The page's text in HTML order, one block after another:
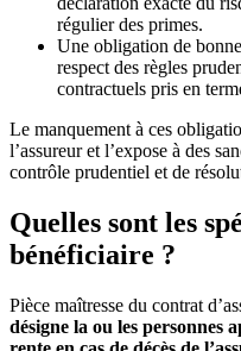
régulier des primes.
Une obligation de
respect des règles
contractuels pris en
Le manquement à ces
l’assureur et l’expose à des
contrôle prudentiel et de
Quelles sont les
bénéficiaire ?
Pièce maîtresse du contrat
désigne la ou les personnes